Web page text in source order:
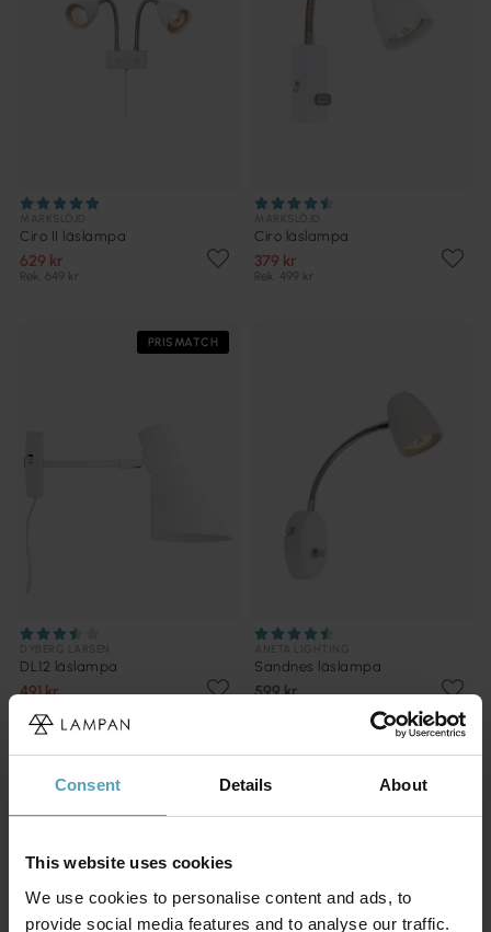
Consent Details About
This website uses cookies
We use cookies to personalise content and ads, to
provide social media features and to analyse our traffic.
Ciro II läslampa
629 kr
Rek. 649 kr
Ciro läslampa
379 kr
Rek. 499 kr
PRISMATCH
DL12 läslampa
491 kr
Sandnes läslampa
599 kr